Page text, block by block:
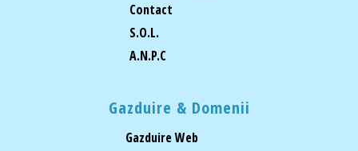
Contact
S.O.L.
A.N.P.C
Gazduire & Domenii
Gazduire Web